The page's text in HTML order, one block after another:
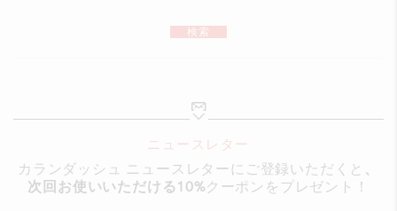
重量：70 g（商品を除く重量：11 g）
スイス製、CEマーク、FSC™認証
製品番号
1285.804
検索
ニュースレター
カランダッシュ ニュースレターにご登録いただくと 、
次回お使いいただける10%クーポンをプレゼント！